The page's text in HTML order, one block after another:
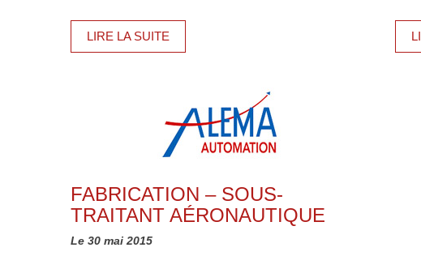
LIRE LA SUITE
FABRICATION – SOUS-
TRAITANT AÉRONAUTIQUE
Le 30 mai 2015